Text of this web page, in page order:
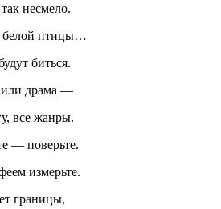
несмело.
белой птицы…
биться.
или драма —
все жанры.
— поверьте.
измерьте.
границы,